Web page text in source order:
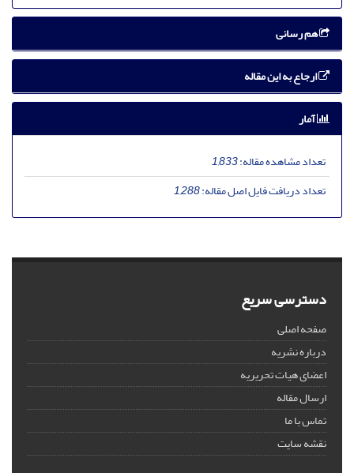
هم رسانی
ارجاع به این مقاله
آمار
تعداد مشاهده مقاله:1,833
تعداد دریافت فایل اصل مقاله:1,288
دسترسی سریع
صفحه اصلی
درباره نشریه
اعضای هیات تحریریه
ارسال مقاله
تماس با ما
نقشه سایت